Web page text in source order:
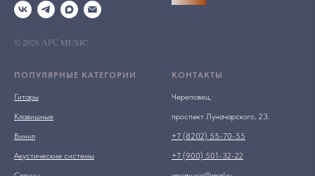
© 2026 АРС MUSIC
ПОПУЛЯРНЫЕ КАТЕГОРИИ
Гитары
Клавишные
Винил
Акустические системы
КОНТАКТЫ
Череповец,
проспект Луначарского, 23.
+7 (8202) 55-70-55
+7 (900) 501-32-22